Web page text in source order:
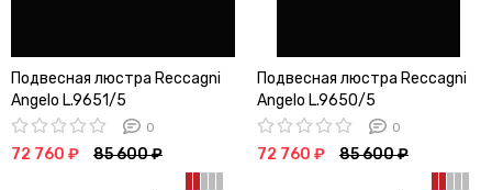
Подвесная люстра Reccagni
Angelo L.9651/5
0
72 760 ₽ 85 600 ₽
Подвесная люстра Reccagni
Angelo L.9650/5
0
72 760 ₽ 85 600 ₽